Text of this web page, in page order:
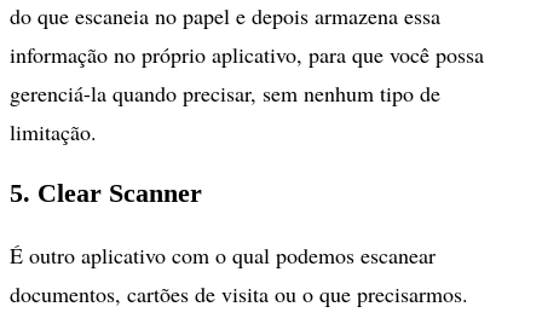
do que escaneia no papel e depois armazena essa
informação no próprio aplicativo, para que você possa
gerenciá-la quando precisar, sem nenhum tipo de
limitação.
5. Clear Scanner
É outro aplicativo com o qual podemos escanear
documentos, cartões de visita ou o que precisarmos.